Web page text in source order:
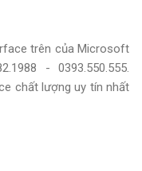
trên của Microsoft
- 0393.550.555.
chất lượng uy tín nhất